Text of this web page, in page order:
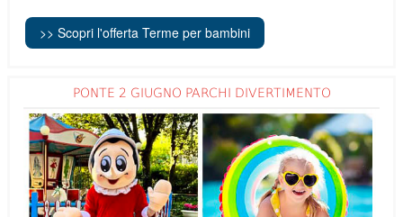
>> Scopri l'offerta Terme per bambini
PONTE 2 GIUGNO PARCHI DIVERTIMENTO